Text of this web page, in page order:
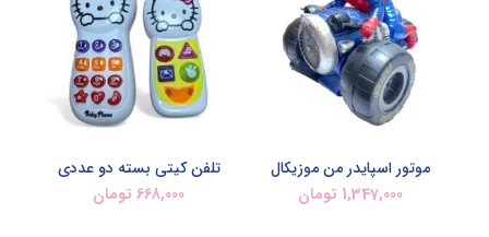
موتور اسپایدر من موزیکال
1,347,000 تومان
تلفن کیتی بسته دو عددی
668,000 تومان